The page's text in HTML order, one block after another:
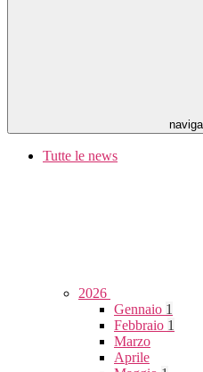
Tutte le news
2026
Gennaio 1
Febbraio 1
Marzo
Aprile